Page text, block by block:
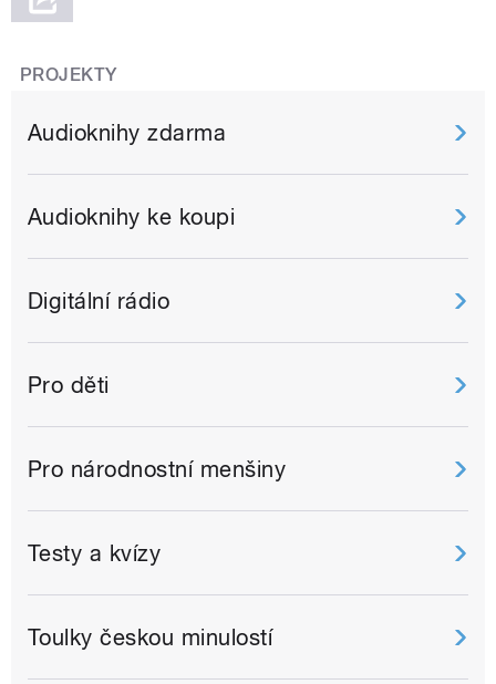
PROJEKTY
Audioknihy zdarma
Audioknihy ke koupi
Digitální rádio
Pro děti
Pro národnostní menšiny
Testy a kvízy
Toulky českou minulostí